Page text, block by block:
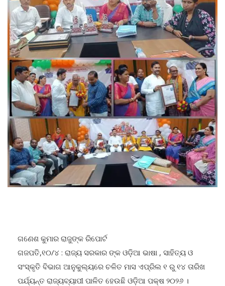
ଗଣେଶ କୁମାର ରାଜୁଙ୍କ ରିପୋର୍ଟ
ଗଜପତି,୧୦/୪ : ରାଜ୍ୟ ସରକାର ଙ୍କ ଓଡ଼ିଆ ଭାଷା , ସାହିତ୍ୟ ଓ
ସଂସ୍କୃତି ବିଭାଗ ଆନୁକୁଲ୍ୟରେ ଚଳିତ ମାସ ଏପ୍ରିଲ ୧ ରୁ ୧୪ ତାରିଖ
ପର୍ଯ୍ୟନ୍ତ ରାଜ୍ୟବ୍ୟାପୀ ପାଳିତ ହେଉଛି ଓଡ଼ିଆ ପକ୍ଷ ୨୦୨୬ ।